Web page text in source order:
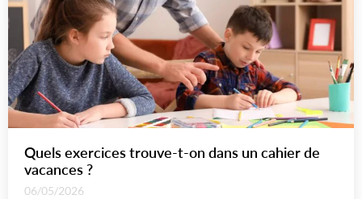
Quels exercices trouve-t-on dans un cahier de
vacances ?
06/05/2026